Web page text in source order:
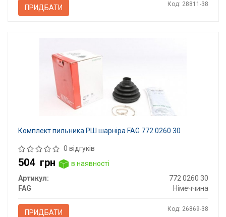
ПРИДБАТИ Код: 28811-38
Комплект пильника РШ шарніра FAG 772 0260 30
0 відгуків
504 грн
в наявності
Артикул:
772 0260 30
FAG
Німеччина
ПРИДБАТИ Код: 26869-38